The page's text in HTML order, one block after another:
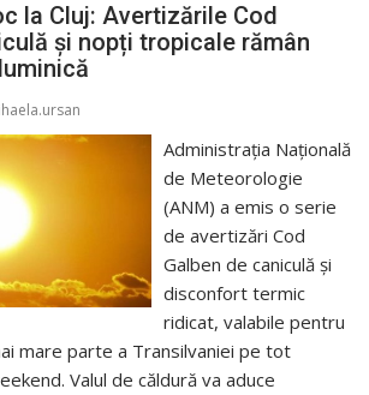
la Cluj: Avertizările Cod
și nopți tropicale rămân
Administrația Națională
de Meteorologie
(ANM) a emis o serie
de avertizări Cod
Galben de caniculă și
disconfort termic
ridicat, valabile pentru
mare parte a Transilvaniei pe tot
Valul de căldură va aduce